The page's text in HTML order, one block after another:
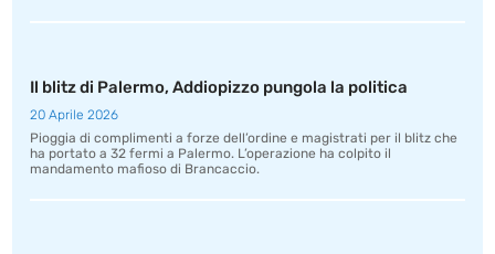
Il blitz di Palermo, Addiopizzo pungola la politica
20 Aprile 2026
Pioggia di complimenti a forze dell’ordine e magistrati per il blitz che
ha portato a 32 fermi a Palermo. L’operazione ha colpito il
mandamento mafioso di Brancaccio.